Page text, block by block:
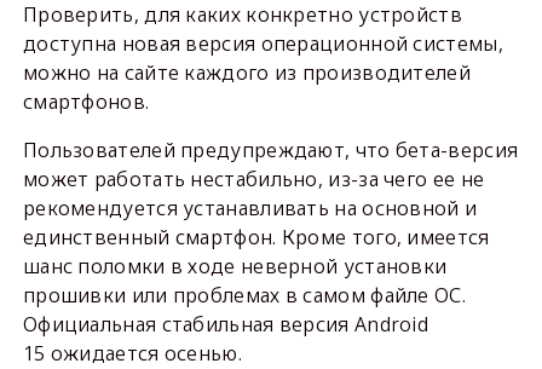
Проверить, для каких конкретно устройств
доступна новая версия операционной системы,
можно на сайте каждого из производителей
смартфонов.
Пользователей предупреждают, что бета-версия
может работать нестабильно, из-за чего ее не
рекомендуется устанавливать на основной и
единственный смартфон. Кроме того, имеется
шанс поломки в ходе неверной установки
прошивки или проблемах в самом файле ОС.
Официальная стабильная версия Android
15 ожидается осенью.